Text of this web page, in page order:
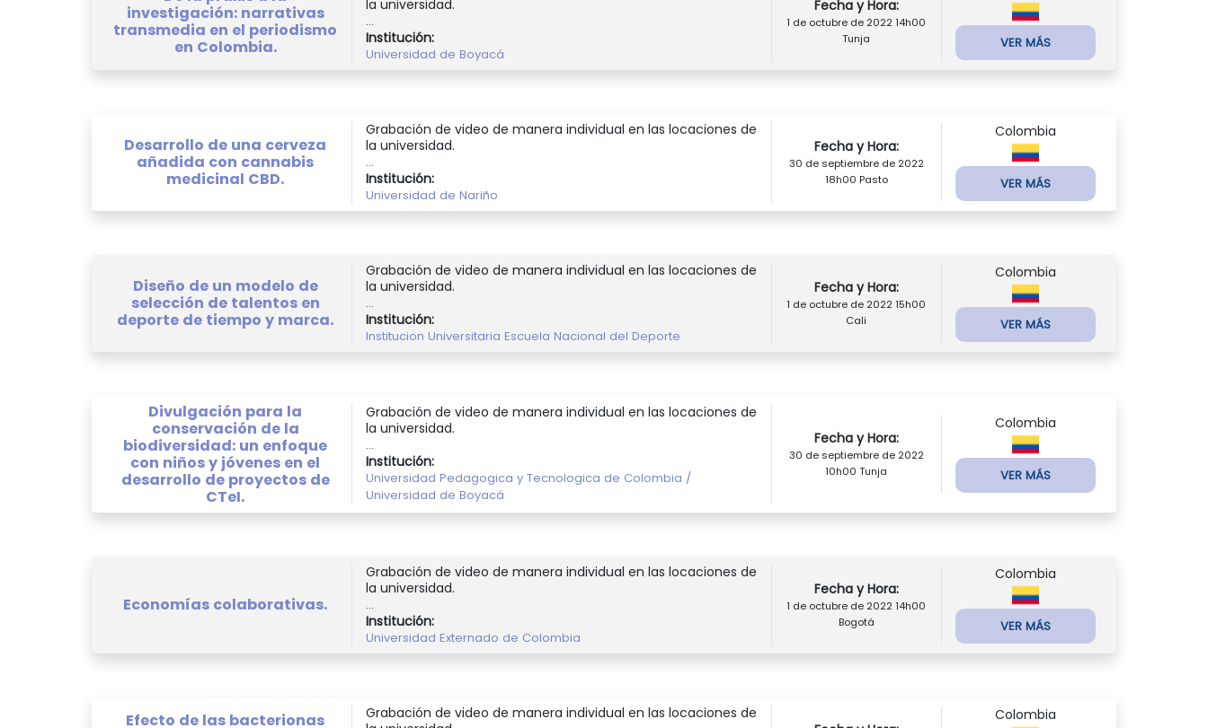
investigación: narrativas
transmedia en el periodismo
en Colombia.
la universidad.
...
Institución:
Universidad de Boyacá
Fecha y Hora:
1 de octubre de 2022 14h00
Tunja
VER MÁS
Desarrollo de una cerveza
añadida con cannabis
medicinal CBD.
Grabación de video de manera individual en las locaciones de
la universidad.
...
Institución:
Universidad de Nariño
Fecha y Hora:
30 de septiembre de 2022
18h00 Pasto
Colombia
VER MÁS
Diseño de un modelo de
selección de talentos en
deporte de tiempo y marca.
Grabación de video de manera individual en las locaciones de
la universidad.
...
Institución:
Institucion Universitaria Escuela Nacional del Deporte
Fecha y Hora:
1 de octubre de 2022 15h00
Cali
Colombia
VER MÁS
Divulgación para la
conservación de la
biodiversidad: un enfoque
con niños y jóvenes en el
desarrollo de proyectos de
CTeI.
Grabación de video de manera individual en las locaciones de
la universidad.
...
Institución:
Universidad Pedagogica y Tecnologica de Colombia /
Universidad de Boyacá
Fecha y Hora:
30 de septiembre de 2022
10h00 Tunja
Colombia
VER MÁS
Economías colaborativas.
Grabación de video de manera individual en las locaciones de
la universidad.
...
Institución:
Universidad Externado de Colombia
Fecha y Hora:
1 de octubre de 2022 14h00
Bogotá
Colombia
VER MÁS
Efecto de las bacterionas
Grabación de video de manera individual en las locaciones de
Colombia